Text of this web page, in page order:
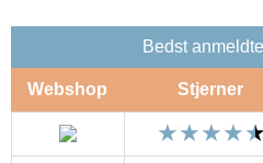
Bedst
Webshop Stjerner